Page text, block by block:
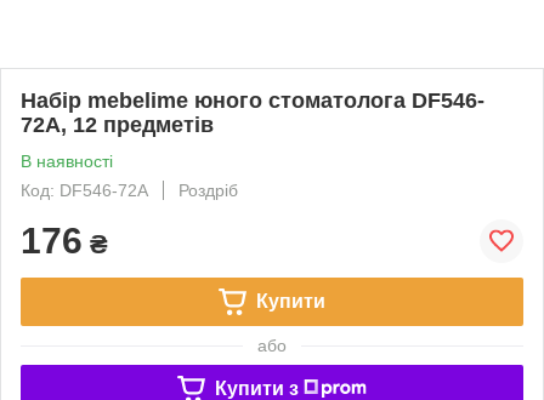
Набір mebelime юного стоматолога DF546-
72A, 12 предметів
В наявності
Код: DF546-72A
Роздріб
176 ₴
Купити
або
Купити з